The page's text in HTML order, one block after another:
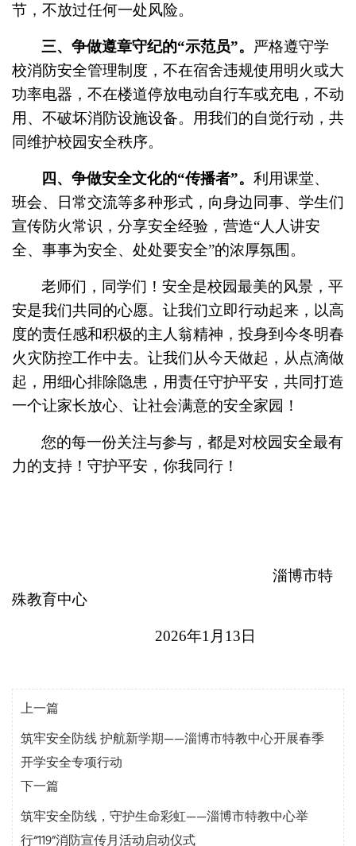
节，不放过任何一处风险。
三、争做遵章守纪的“示范员”。 严格遵守学
校消防安全管理制度，不在宿舍违规使用明火或大
功率电器，不在楼道停放电动自行车或充电，不动
用、不破坏消防设施设备。用我们的自觉行动，共
同维护校园安全秩序。
四、争做安全文化的“传播者”。利用课堂、
班会、日常交流等多种形式，向身边同事、学生们
宣传防火常识，分享安全经验，营造“人人讲安
全、事事为安全、处处要安全”的浓厚氛围。
老师们，同学们！安全是校园最美的风景，平
安是我们共同的心愿。让我们立即行动起来，以高
度的责任感和积极的主人翁精神，投身到今冬明春
火灾防控工作中去。让我们从今天做起，从点滴做
起，用细心排除隐患，用责任守护平安，共同打造
一个让家长放心、让社会满意的安全家园！
您的每一份关注与参与，都是对校园安全最有
力的支持！ 守护平安，你我同行！
淄博市特
殊教育中心
2026年1月 1 3日
上一篇
筑牢安全防线 护航新学期——淄博市特教中心开展春季
开学安全专项行动
下一篇
筑牢安全防线，守护生命彩虹——淄博市特教中心举
行“119”消防宣传月活动启动仪式